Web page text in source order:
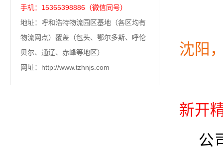
手机：15365398886（微信同号）
地址：呼和浩特物流园区基地（各区均有
物流网点）覆盖（包头、鄂尔多斯、呼伦
贝尔、通辽、赤峰等地区）
网址：http://www.tzhnjs.com
沈阳
新开
公